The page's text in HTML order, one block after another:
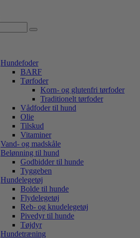
Hundefoder
BARF
Tørfoder
Korn- og glutenfri tørfoder
Traditionelt tørfoder
Vådfoder til hund
Olie
Tilskud
Vitaminer
Vand- og madskåle
Belønning til hund
Godbidder til hunde
Tyggeben
Hundelegetøj
Bolde til hunde
Flydelegetøj
Reb- og knudelegetøj
Pivedyr til hunde
Tøjdyr
Hundetræning